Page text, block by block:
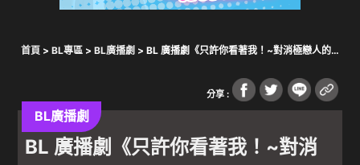
首頁 > BL專區> BL廣播劇 > BL 廣播劇《只許你看著我！~對消極戀人的
分享 :
BL廣播劇
BL 廣播劇《只許你看著我！~對消